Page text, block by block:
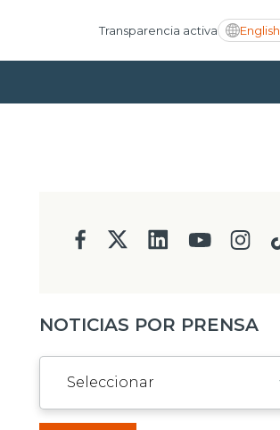
Transparencia activa English
NOTICIAS POR PRENSA